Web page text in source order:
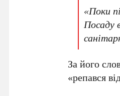
«Поки
Посаду
За його
«репався